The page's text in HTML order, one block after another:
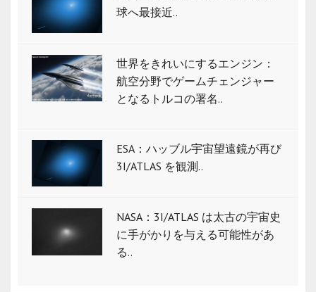
球へ最接近..
世界をきれいにするエンジン：
航空分野でゲームチェンジャー
となるトルコの署名..
ESA：ハッブル宇宙望遠鏡が再び
3I/ATLAS を観測..
NASA：3I/ATLAS は太古の宇宙史
に手がかりを与える可能性があ
る..